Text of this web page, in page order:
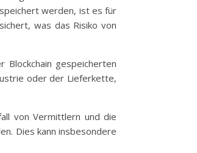
werden, ist es für
was das Risiko von
Blockchain gespeicherten
oder der Lieferkette,
von Vermittlern und die
Dies kann insbesondere